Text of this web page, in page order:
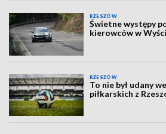
RZESZÓW
Świetne występy
kierowców w
RZESZÓW
To nie był udany
piłkarskich z